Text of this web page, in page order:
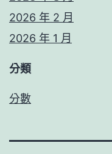
2026 年 2 月
2026 年 1 月
分類
分數